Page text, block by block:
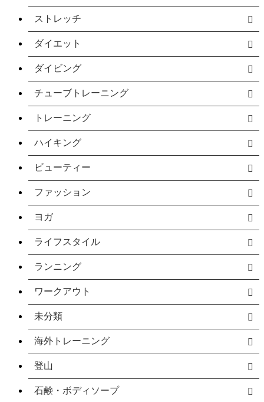
ストレッチ
ダイエット
ダイビング
チューブトレーニング
トレーニング
ハイキング
ビューティー
ファッション
ヨガ
ライフスタイル
ランニング
ワークアウト
未分類
海外トレーニング
登山
石鹸・ボディソープ